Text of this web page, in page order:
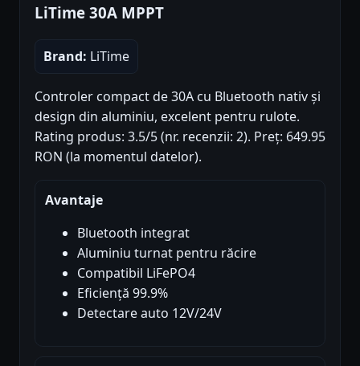
LiTime 30A MPPT
Brand: LiTime
Controler compact de 30A cu Bluetooth nativ și
design din aluminiu, excelent pentru rulote.
Rating produs: 3.5/5 (nr. recenzii: 2). Preț: 649.95
RON (la momentul datelor).
Avantaje
Bluetooth integrat
Aluminiu turnat pentru răcire
Compatibil LiFePO4
Eficiență 99.9%
Detectare auto 12V/24V